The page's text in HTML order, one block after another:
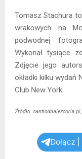
Tomasz Stachura
wrakowych na
podwodnej
Wykonał tysiące
Zdjęcie jego
okładki kilku wydań
Club New York.
Źródło:
Dołącz